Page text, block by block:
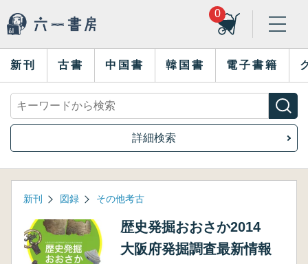
0
新刊 古書 中国書 韓国書 電子書籍
詳細検索
新刊 図録 その他考古
歴史発掘おおさか2014
大阪府発掘調査最新情報